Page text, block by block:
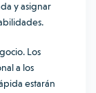
y asignar
Los
a los
estarán